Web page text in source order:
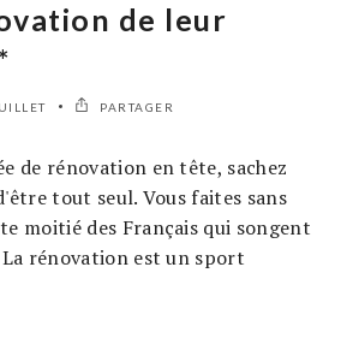
de leur
PARTAGER
de rénovation en tête, sachez
tout seul. Vous faites sans
moitié des Français qui songent
rénovation est un sport